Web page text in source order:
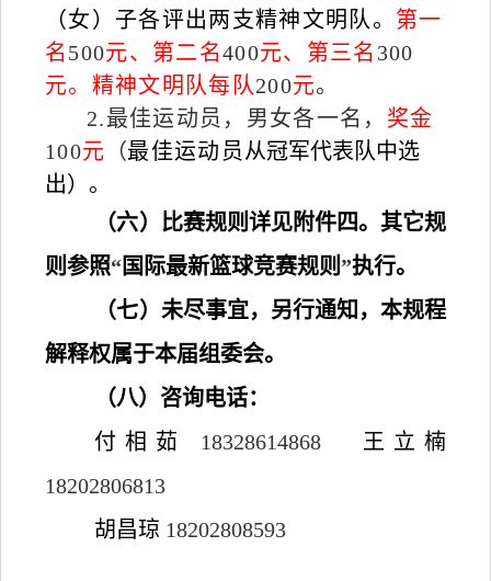
（女）子各评出两支精神文明队。 第一
名 500元、第二名400元、第三名 300
元。精神文明队每队200元。
2.最佳运动员，男女各一名， 奖金
100元 （最佳运动员从冠军代表队中选
出）。
（六）比赛规则详见附件四。其它规
则参照“国际最新篮球竞赛规则”执行。
（七）未尽事宜，另行通知，本规程
解释权属于本届组委会。
（八）咨询电话：
付相茹
18328614868
王立楠
18202806813
胡昌琼 18202808593